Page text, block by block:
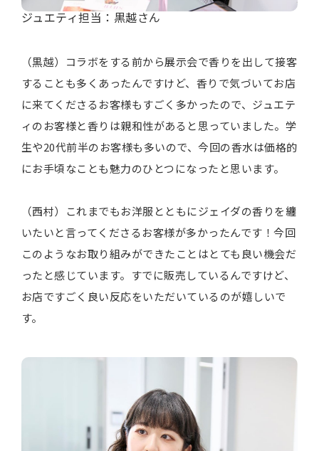
ジュエティ担当：黒越さん
（黒越）コラボをする前から展示会で香りを出して接客
することも多くあったんですけど、香りで気づいてお店
に来てくださるお客様もすごく多かったので、ジュエテ
ィのお客様と香りは親和性があると思っていました。学
生や20代前半のお客様も多いので、今回の香水は価格的
にお手頃なことも魅力のひとつになったと思います。
（西村）これまでもお洋服とともにジェイダの香りを纏
いたいと言ってくださるお客様が多かったんです！今回
このようなお取り組みができたことはとても良い機会だ
ったと感じています。すでに販売しているんですけど、
お店ですごく良い反応をいただいているのが嬉しいで
す。